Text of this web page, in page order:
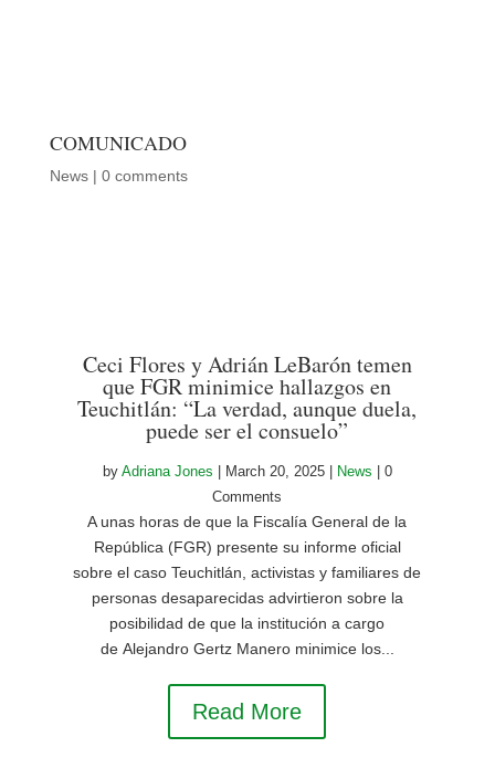
COMUNICADO
News| 0 comments
Ceci Flores y Adrián LeBarón temen
que FGR minimice hallazgos en
Teuchitlán: “La verdad, aunque duela,
puede ser el consuelo”
by Adriana Jones March 20, 2025| News | 0
Comments
A unas horas de que la Fiscalía General de la
República (FGR) presente su informe oficial
sobre el caso Teuchitlán, activistas y familiares de
personas desaparecidas advirtieron sobre la
posibilidad de que la institución a cargo
de Alejandro Gertz Manero minimice los...
Read More